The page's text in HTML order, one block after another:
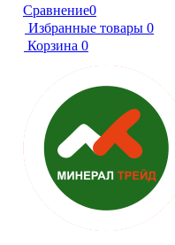
Сравнение0
Избранные товары 0
Корзина 0